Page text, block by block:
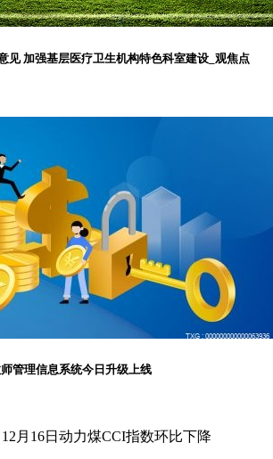
见 加强基层医疗卫生机构特色科室建设_观焦点
管理信息系统今日升级上线